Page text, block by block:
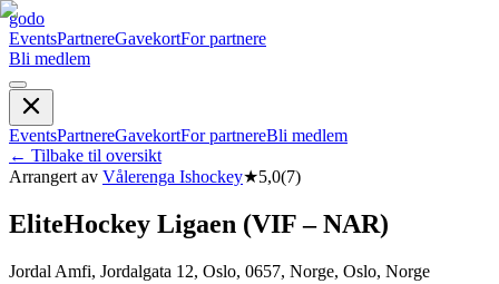
godo
EventsPartnereGavekortFor partnere
Bli medlem
EventsPartnereGavekortFor partnereBli medlem
← Tilbake til oversikt
Arrangert av Vålerenga Ishockey★5,0(7)
EliteHockey Ligaen (VIF – NAR)
Jordal Amfi, Jordalgata 12, Oslo, 0657, Norge, Oslo, Norge